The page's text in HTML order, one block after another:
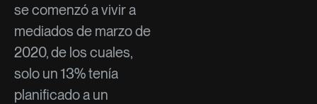
se comenzó a vivir a
mediados de marzo de
2020, de los cuales,
solo un 13% tenía
planificado a un